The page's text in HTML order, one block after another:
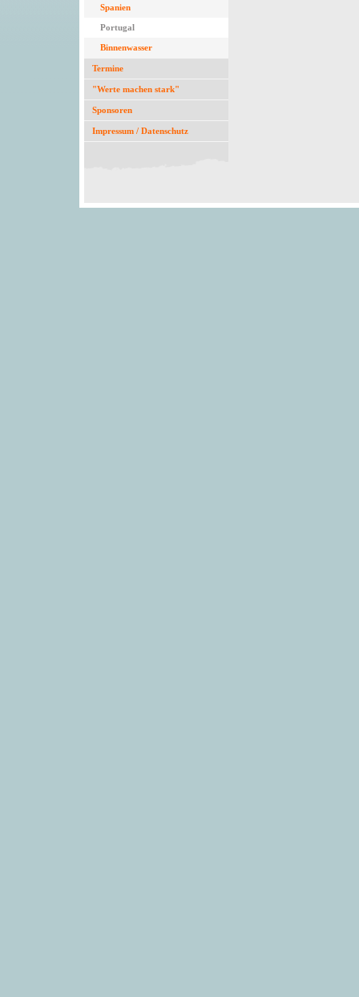
Spanien
Portugal
Binnenwasser
Termine
"Werte machen stark"
Sponsoren
Impressum / Datenschutz